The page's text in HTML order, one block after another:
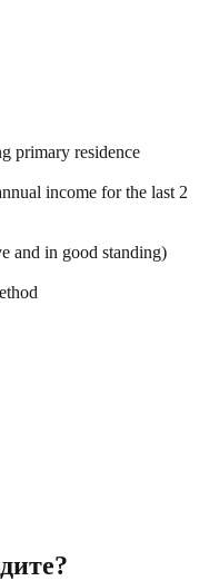
primary residence
income for the last 2
and in good standing)